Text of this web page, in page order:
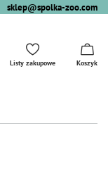
sklep@spolka-zoo.com
Listy zakupowe Koszyk